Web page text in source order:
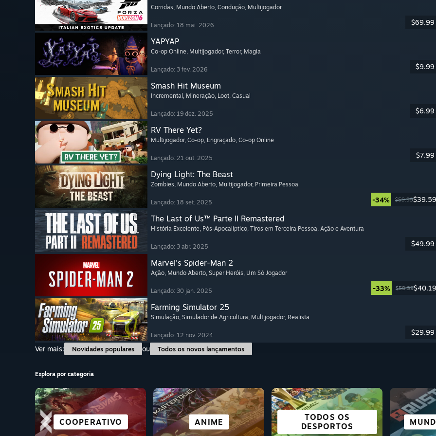
Corridas, Mundo Aberto, Condução, Multijogador
Lançado: 18 mai. 2026 $69.99
YAPYAP
Co-op Online, Multijogador, Terror, Magia
Lançado: 3 fev. 2026 $9.99
Smash Hit Museum
Incremental , Mineração, Loot, Casual
Lançado: 19 dez. 2025 $6.99
RV There Yet?
Multijogador, Co-op, Engraçado, Co-op Online
Lançado: 21 out. 2025 $7.99
Dying Light: The Beast
Zombies, Mundo Aberto, Multijogador, Primeira Pessoa
Lançado: 18 set. 2025 -34% $59.99$39.59
The Last of Us™ Parte II Remastered
História Excelente, Pós-Apocalíptico, Tiros em Terceira Pessoa, Ação e Aventura
Lançado: 3 abr. 2025 $49.99
Marvel's Spider-Man 2
Ação, Mundo Aberto, Super Heróis, Um Só Jogador
Lançado: 30 jan. 2025 -33% $59.99$40.19
Farming Simulator 25
Simulação, Simulador de Agricultura, Multijogador, Realista
Lançado: 12 nov. 2024
$29.99
Ver mais:
Novidades populares ou Todos os novos lançamentos
Explora por categoria
COOPERATIVO ANIME
TODOS OS
DESPORTOS
QUEBRA-CABEÇAS
CIDADES E
COLONIZAÇÃO
AÇÃO
EXCELENTES NO
DECK
HISTÓRIA
EXCELENTE
FICÇÃO CIENTÍFICA
E CYBERPUNK
ROMANCE VISUAL LUTA TERROR